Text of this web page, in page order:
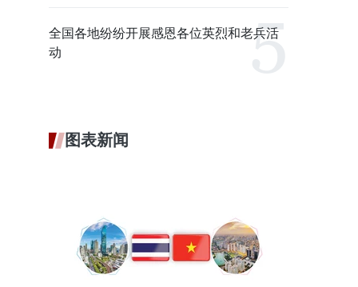
全国各地纷纷开展感恩各位英烈和老兵活
动
图表新闻